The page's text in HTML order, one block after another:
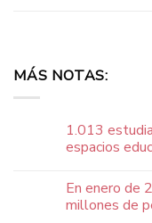
MÁS NOTAS:
1.013
espacios
En enero de
millones de